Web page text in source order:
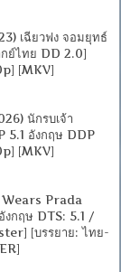
เฉียวฟง จอมยุทธ์
ย์ไทย DD 2.0]
[MKV]
นักรบเจ้า
5.1 อังกฤษ DDP
[MKV]
Prada
งกฤษ DTS: 5.1 /
[บรรยาย: ไทย-